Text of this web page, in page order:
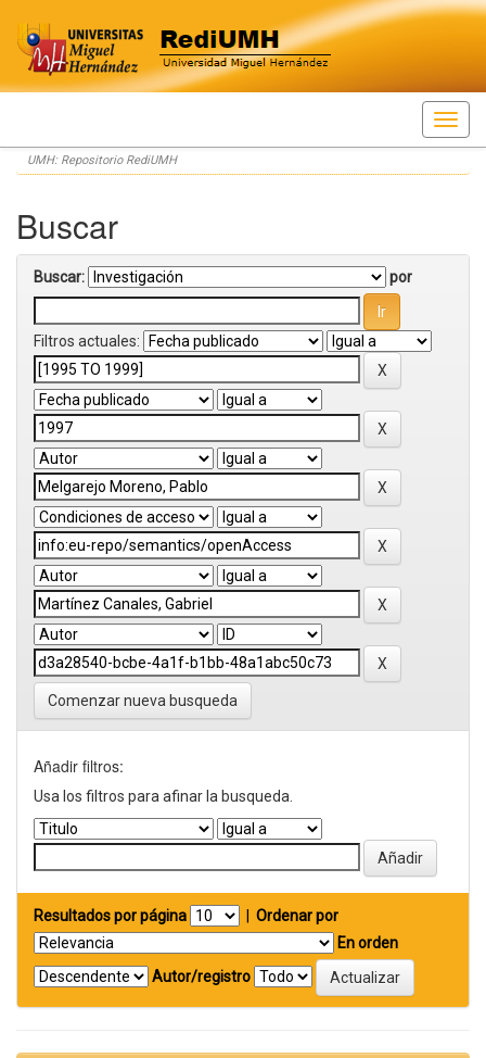
Skip
navigation
UMH: Repositorio RediUMH
Buscar
Buscar: por
Filtros actuales:
Comenzar nueva busqueda
Añadir filtros:
Usa los filtros para afinar la busqueda.
Resultados por página
Ordenar por
En orden
Autor/registro